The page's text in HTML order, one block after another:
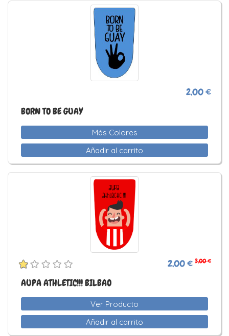
2,00 €
BORN TO BE GUAY
Más Colores
Añadir al carrito
2,00 € 3,00 €
AUPA ATHLETIC!!! BILBAO
Ver Producto
Añadir al carrito